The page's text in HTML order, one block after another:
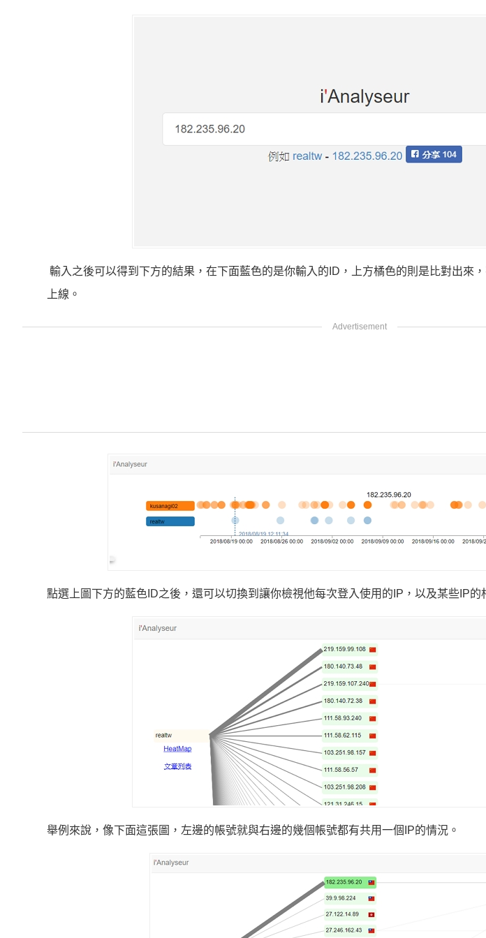
輸入之後可以得到下方的結果，在下面藍色的是你輸入的ID，上方橘色的則是比對出來
上線。
點選上圖下方的藍色ID之後，還可以切換到讓你檢視他每次登入使用的IP，以及某些IP的
舉例來說，像下面這張圖，左邊的帳號就與右邊的幾個帳號都有共用一個IP的情況。